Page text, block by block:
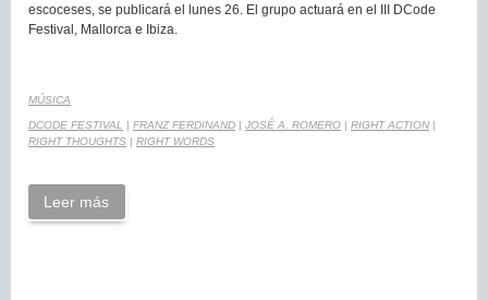
escoceses, se publicará el lunes 26. El grupo actuará en el III DCode
Festival, Mallorca e Ibiza.
MÚSICA
DCODE FESTIVAL | FRANZ FERDINAND | JOSÉ A. ROMERO | RIGHT ACTION |
RIGHT THOUGHTS | RIGHT WORDS
Leer más